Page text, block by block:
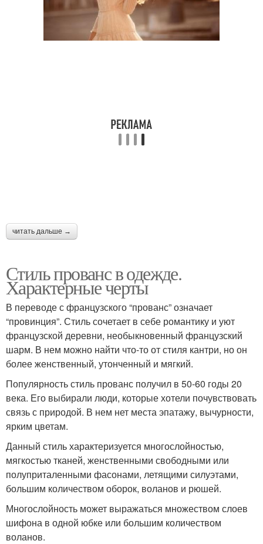
читать дальше →
Стиль прованс в одежде.
Характерные черты
В переводе с французского “прованс” означает
“провинция”. Стиль сочетает в себе романтику и уют
французской деревни, необыкновенный французский
шарм. В нем можно найти что-то от стиля кантри, но он
более женственный, утонченный и мягкий.
Популярность стиль прованс получил в 50-60 годы 20
века. Его выбирали люди, которые хотели почувствовать
связь с природой. В нем нет места эпатажу, вычурности,
ярким цветам.
Данный стиль характеризуется многослойностью,
мягкостью тканей, женственными свободными или
полуприталенными фасонами, летящими силуэтами,
большим количеством оборок, воланов и рюшей.
Многослойность может выражаться множеством слоев
шифона в одной юбке или большим количеством
воланов.